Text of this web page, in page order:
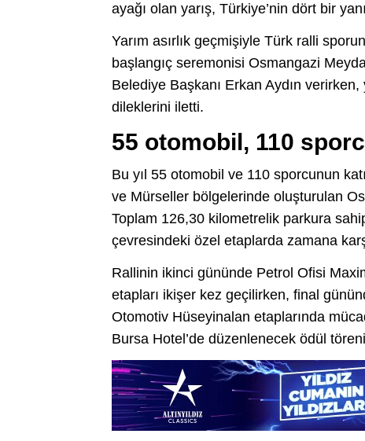
ayağı olan yarış, Türkiye’nin dört bir
Yarım asırlık geçmişiyle Türk ralli
başlangıç seremonisi Osmangazi
Belediye Başkanı Erkan Aydın
dileklerini iletti.
55 otomobil, 110
Bu yıl 55 otomobil ve 110 sporcunun
ve Mürseller bölgelerinde oluşturulan
Toplam 126,30 kilometrelik parkura
çevresindeki özel etaplarda zamana
Rallinin ikinci gününde Petrol Ofisi
etapları ikişer kez geçilirken, final
Otomotiv Hüseyinalan etaplarında
Bursa Hotel’de düzenlenecek ödül